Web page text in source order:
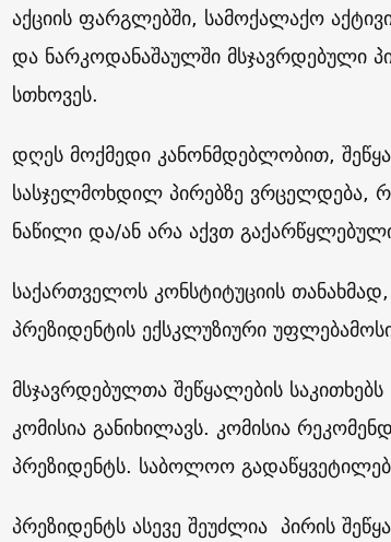
აქციის ფარგლებში, სამოქალაქო
და ნარკოდანაშაულში მსჯავრდებული
სთხოვეს.
დღეს მოქმედი კანონმდებლობით,
სასჯელმოხდილ პირებზე ვრცელდება,
ნაწილი და/ან არა აქვთ
საქართველოს კონსტიტუციის
პრეზიდენტის ექსკლუზიური
მსჯავრდებულთა შეწყალების
კომისია განიხილავს. კომისია
პრეზიდენტს. საბოლოო
პრეზიდენტს ასევე შეუძლია პირის